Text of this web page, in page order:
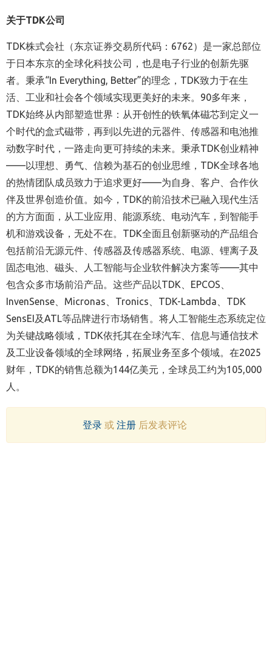
关于TDK公司
TDK株式会社（东京证券交易所代码：6762）是一家总部位
于日本东京的全球化科技公司，也是电子行业的创新先驱
者。秉承“In Everything, Better”的理念，TDK致力于在生
活、工业和社会各个领域实现更美好的未来。90多年来，
TDK始终从内部塑造世界：从开创性的铁氧体磁芯到定义一
个时代的盒式磁带，再到以先进的元器件、传感器和电池推
动数字时代，一路走向更可持续的未来。秉承TDK创业精神
——以理想、勇气、信赖为基石的创业思维，TDK全球各地
的热情团队成员致力于追求更好——为自身、客户、合作伙
伴及世界创造价值。如今，TDK的前沿技术已融入现代生活
的方方面面，从工业应用、能源系统、电动汽车，到智能手
机和游戏设备，无处不在。TDK全面且创新驱动的产品组合
包括前沿无源元件、传感器及传感器系统、电源、锂离子及
固态电池、磁头、人工智能与企业软件解决方案等——其中
包含众多市场前沿产品。这些产品以TDK、EPCOS、
InvenSense、Micronas、Tronics、TDK-Lambda、TDK
SensEI及ATL等品牌进行市场销售。将人工智能生态系统定位
为关键战略领域，TDK依托其在全球汽车、信息与通信技术
及工业设备领域的全球网络，拓展业务至多个领域。在2025
财年，TDK的销售总额为144亿美元，全球员工约为105,000
人。
登录或 注册后发表评论